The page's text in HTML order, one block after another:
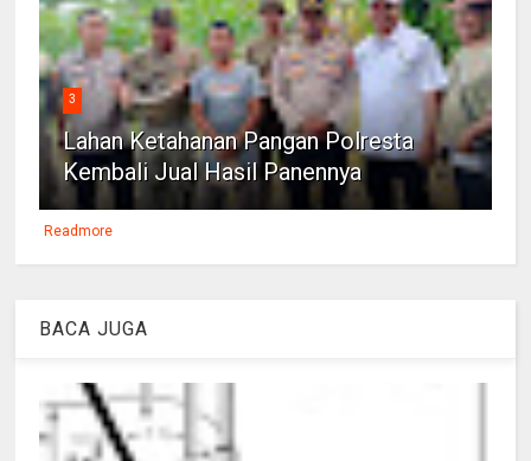
3
Lahan Ketahanan Pangan Polresta
Kembali Jual Hasil Panennya
Readmore
BACA JUGA